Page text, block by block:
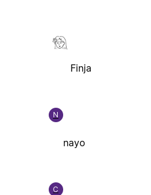
Finja
N
nayo
C